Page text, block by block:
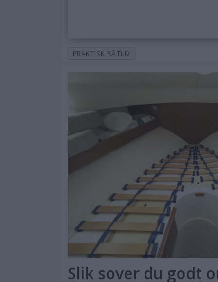
PRAKTISK BÅTLIV
Slik sover du godt